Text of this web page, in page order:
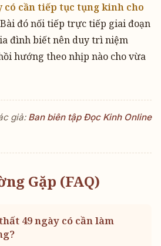
có cần tiếp tục tụng kinh cho
đó nối tiếp trực tiếp giai đoạn
đình biết nên duy trì niệm
hướng theo nhịp nào cho vừa
giả: Ban biên tập Đọc Kinh Online
Gặp (FAQ)
49 ngày có cần làm